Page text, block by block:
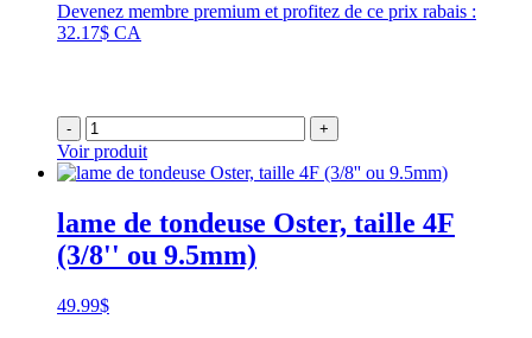
Devenez membre premium et profitez de ce prix rabais :
32.17$ CA
- +
Voir produit
lame de tondeuse Oster, taille 4F
(3/8'' ou 9.5mm)
49.99$